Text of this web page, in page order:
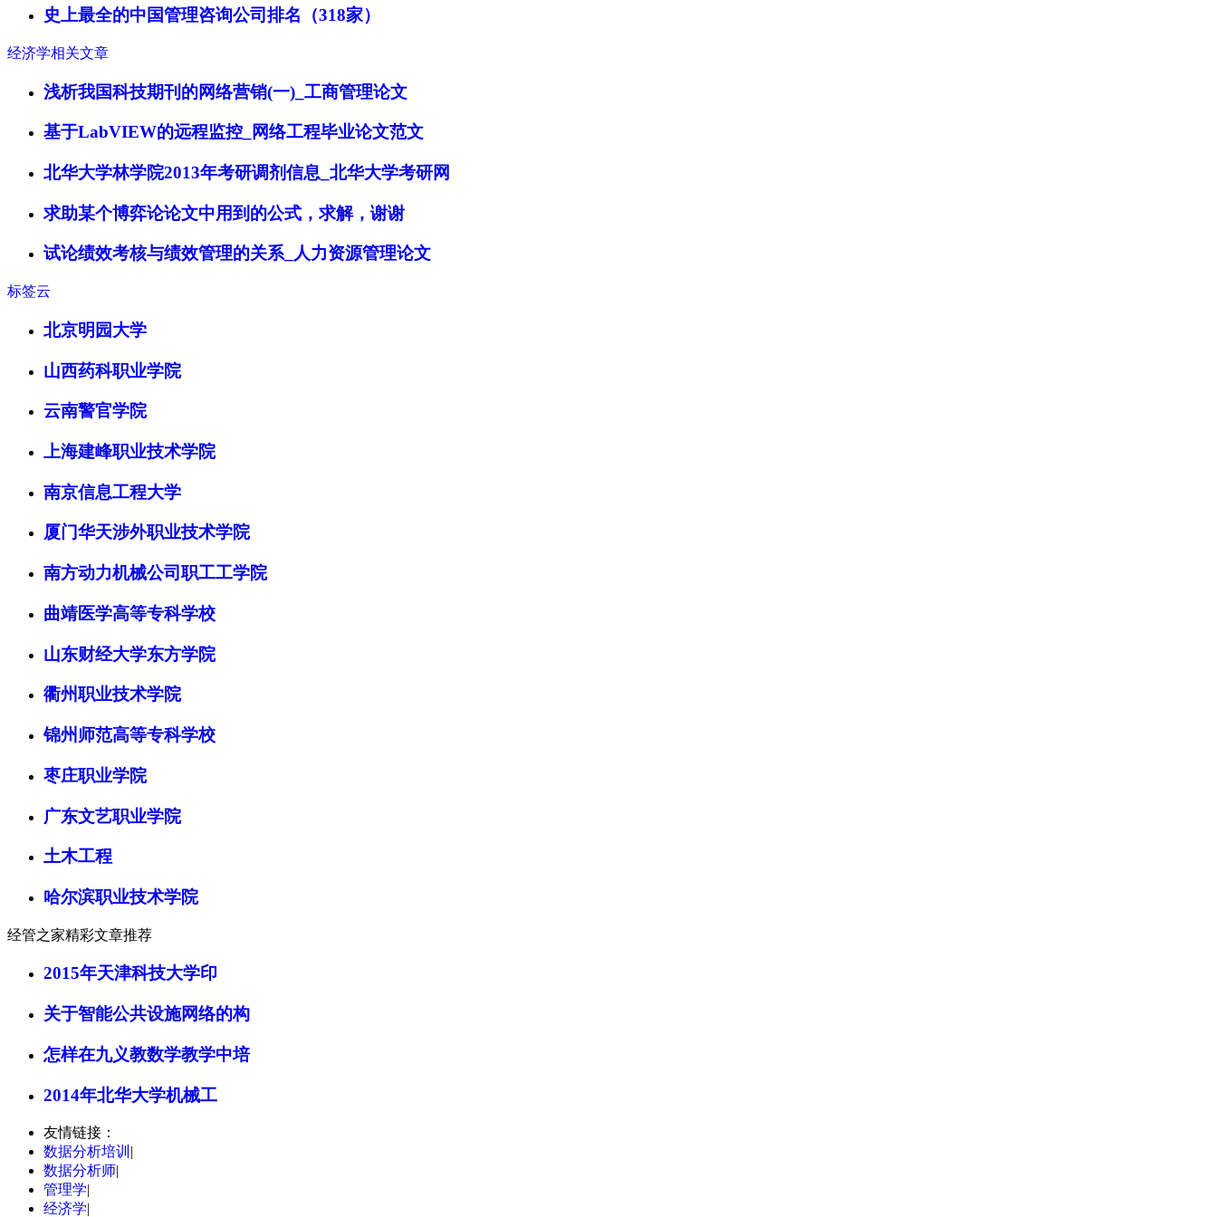
史上最全的中国管理咨询公司排名（318家）
经济学相关文章
浅析我国科技期刊的网络营销(一)_工商管理论文
基于LabVIEW的远程监控_网络工程毕业论文范文
北华大学林学院2013年考研调剂信息_北华大学考研网
求助某个博弈论论文中用到的公式，求解，谢谢
试论绩效考核与绩效管理的关系_人力资源管理论文
标签云
北京明园大学
山西药科职业学院
云南警官学院
上海建峰职业技术学院
南京信息工程大学
厦门华天涉外职业技术学院
南方动力机械公司职工工学院
曲靖医学高等专科学校
山东财经大学东方学院
衢州职业技术学院
锦州师范高等专科学校
枣庄职业学院
广东文艺职业学院
土木工程
哈尔滨职业技术学院
经管之家精彩文章推荐
2015年天津科技大学印
关于智能公共设施网络的构
怎样在九义教数学教学中培
2014年北华大学机械工
友情链接：
数据分析培训 |
数据分析师|
管理学|
经济学|